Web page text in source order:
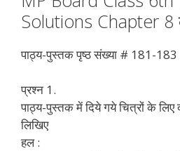
Solutions Chapter 8
पाठ्य-पुस्तक पृष्ठ संख्या # 181-183
प्रश्न 1.
पाठ्य-पुस्तक में दिये गये चित्रों के लिए
लिखिए
हल :